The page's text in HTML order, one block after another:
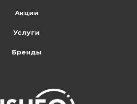
Акции
Услуги
Бренды